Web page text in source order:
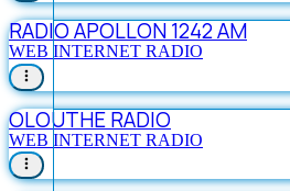
RADIO APOLLON 1242 AM
WEB INTERNET RADIO
OLOUTHE RADIO
WEB INTERNET RADIO